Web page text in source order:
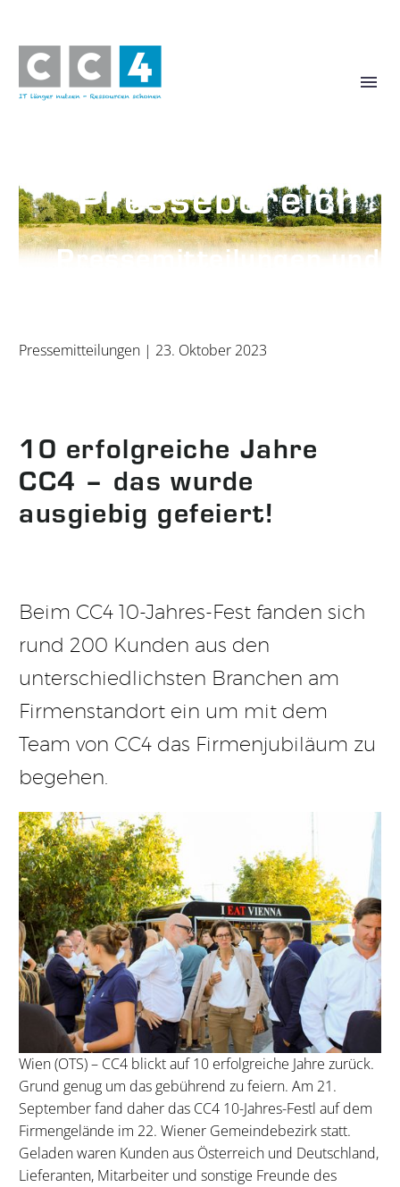
Pressebereich
Pressemitteilungen und
Pressemitteilungen | 23. Oktober 2023
10 erfolgreiche Jahre
CC4 – das wurde
ausgiebig gefeiert!
Beim CC4 10-Jahres-Fest fanden sich
rund 200 Kunden aus den
unterschiedlichsten Branchen am
Firmenstandort ein um mit dem
Team von CC4 das Firmenjubiläum zu
begehen.
Wien (OTS) – CC4 blickt auf 10 erfolgreiche Jahre zurück.
Grund genug um das gebührend zu feiern. Am 21.
September fand daher das CC4 10-Jahres-Festl auf dem
Firmengelände im 22. Wiener Gemeindebezirk statt.
Geladen waren Kunden aus Österreich und Deutschland,
Lieferanten, Mitarbeiter und sonstige Freunde des